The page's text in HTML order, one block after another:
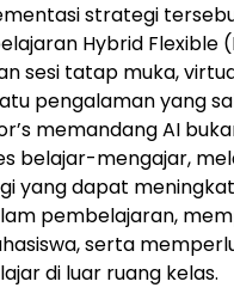
strategi
Hybrid Flexible
sesi tatap muka,
pengalaman yang
memandang AI
belajar-mengajar,
yang dapat
pembelajaran,
serta
di luar ruang kelas.